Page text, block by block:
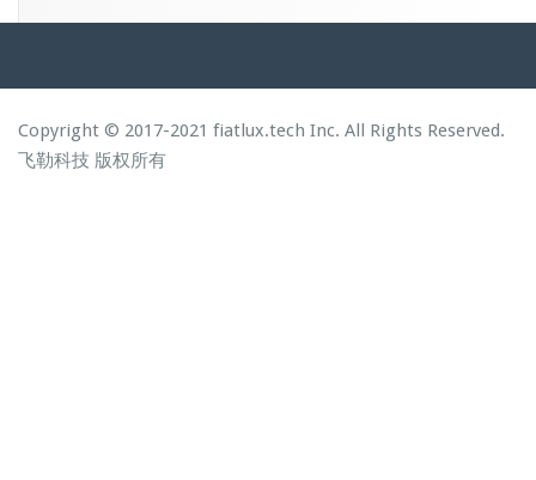
Copyright © 2017-2021 fiatlux.tech Inc. All Rights Reserved.
飞勒科技 版权所有